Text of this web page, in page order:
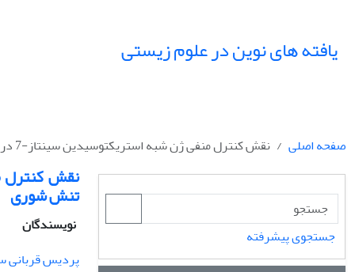
یافته های نوین در علوم زیستی
صفحه اصلی نقش کنترل منفی ژن شبه استریکتوسیدین سینتاز-7 در مقاومت گیاه آرابیدوپسیس تالیانا به تنش شوری
تنش شوری
نویسندگان
پردیس قربانی
جستجوی پیشرفته